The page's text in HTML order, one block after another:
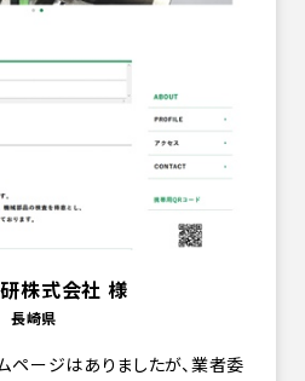
株式会社 様
長崎県
ページはありましたが、業者委